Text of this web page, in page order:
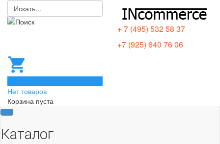
+ 7 (495) 532 58 37
+7 (925) 640 76 06
Нет товаров
Корзина пуста
Каталог